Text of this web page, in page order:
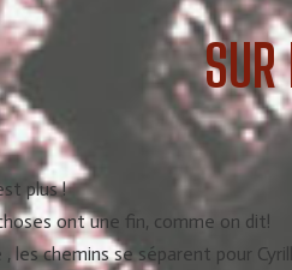
SUR
plus !
ont une fin, comme on dit!
les chemins se séparent pour